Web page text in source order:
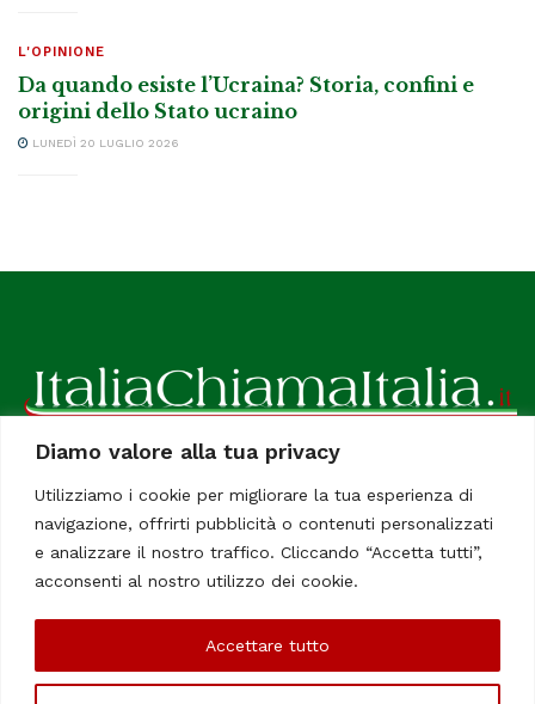
Diamo valore alla tua privacy
Utilizziamo i cookie per migliorare la tua esperienza di
navigazione, offrirti pubblicità o contenuti personalizzati
e analizzare il nostro traffico. Cliccando “Accetta tutti”,
acconsenti al nostro utilizzo dei cookie.
Accettare tutto
L'OPINIONE
Da quando esiste l’Ucraina? Storia, confini e
origini dello Stato ucraino
LUNEDÌ 20 LUGLIO 2026
ItaliaChiamaItalia, il TUO quotidiano online preferito.
Dedicato in particolare a tutti gli italiani residenti all'estero.
Tutti i diritti sono riservati. Quotidiano online indipendente
Le Firme